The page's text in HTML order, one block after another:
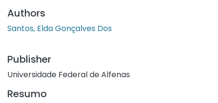
Authors
Santos, Elda Gonçalves Dos
Publisher
Universidade Federal de Alfenas
Resumo